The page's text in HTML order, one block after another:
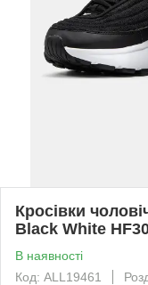
Кросівки
Black White
В наявності
Код: ALL19461